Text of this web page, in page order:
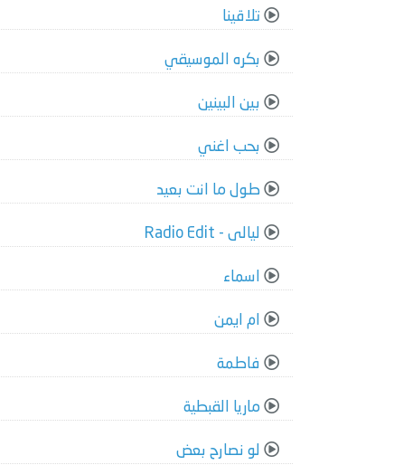
تلاقينا
بكره الموسيقي
بين البينين
بحب اغني
طول ما انت بعيد
ليالى - Radio Edit
اسماء
ام ايمن
فاطمة
ماريا القبطية
لو نصارح بعض